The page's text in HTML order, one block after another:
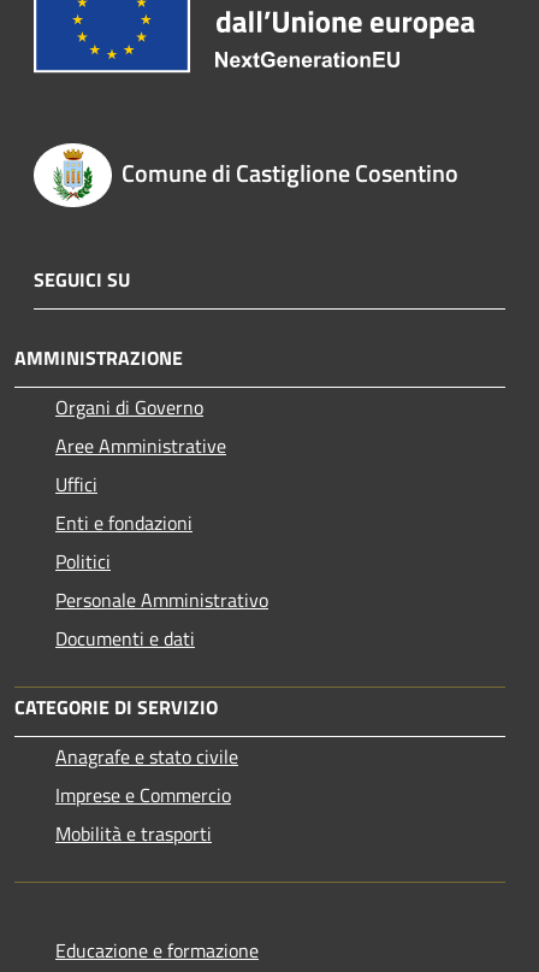
Comune di Castiglione Cosentino
SEGUICI SU
AMMINISTRAZIONE
Organi di Governo
Aree Amministrative
Uffici
Enti e fondazioni
Politici
Personale Amministrativo
Documenti e dati
CATEGORIE DI SERVIZIO
Anagrafe e stato civile
Imprese e Commercio
Mobilità e trasporti
Educazione e formazione